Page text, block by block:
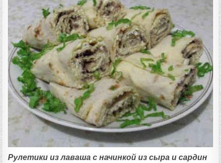
Рулетики из лаваша с начинкой из сыра и сардин